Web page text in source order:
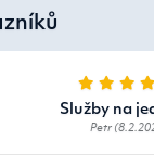
Služby na
Petr